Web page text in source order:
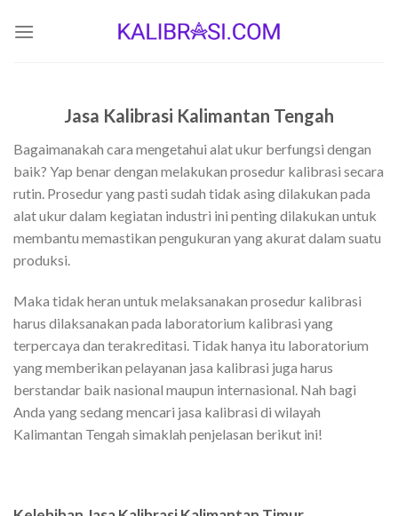
Jasa Kalibrasi Kalimantan Tengah
Bagaimanakah cara mengetahui alat ukur berfungsi dengan
baik? Yap benar dengan melakukan prosedur kalibrasi secara
rutin. Prosedur yang pasti sudah tidak asing dilakukan pada
alat ukur dalam kegiatan industri ini penting dilakukan untuk
membantu memastikan pengukuran yang akurat dalam suatu
produksi.
Maka tidak heran untuk melaksanakan prosedur kalibrasi
harus dilaksanakan pada laboratorium kalibrasi yang
terpercaya dan terakreditasi. Tidak hanya itu laboratorium
yang memberikan pelayanan jasa kalibrasi juga harus
berstandar baik nasional maupun internasional. Nah bagi
Anda yang sedang mencari jasa kalibrasi di wilayah
Kalimantan Tengah simaklah penjelasan berikut ini!